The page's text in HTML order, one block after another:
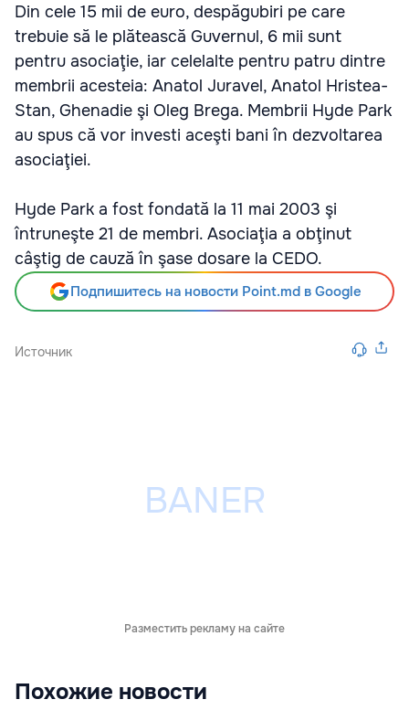
Din cele 15 mii de euro, despăgubiri pe care
trebuie să le plătească Guvernul, 6 mii sunt
pentru asociaţie, iar celelalte pentru patru dintre
membrii acesteia: Anatol Juravel, Anatol Hristea-
Stan, Ghenadie şi Oleg Brega. Membrii Hyde Park
au spus că vor investi aceşti bani în dezvoltarea
asociaţiei.
Hyde Park a fost fondată la 11 mai 2003 şi
întruneşte 21 de membri. Asociaţia a obţinut
câştig de cauză în şase dosare la CEDO.
Подпишитесь на новости Point.md в Google
Источник
Разместить рекламу на сайте
Похожие новости